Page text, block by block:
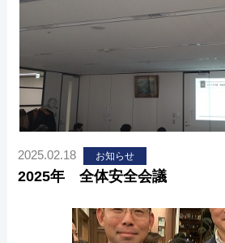
2025.02.18 お知らせ
2025年 全体安全会議